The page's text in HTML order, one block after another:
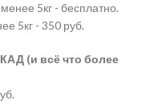
5кг - бесплатно.
5кг - 350 руб.
(и всё что более